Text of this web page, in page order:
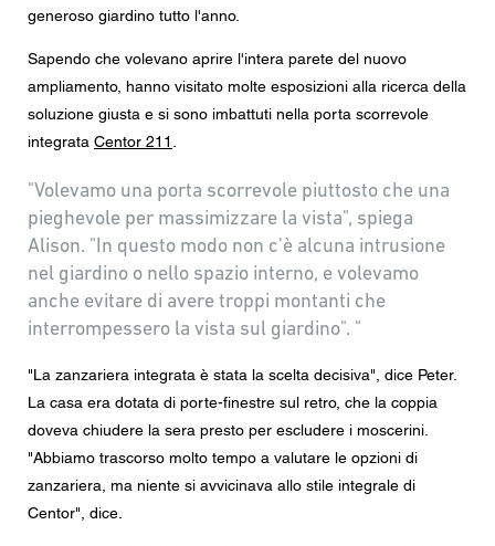
generoso giardino tutto l'anno.
Sapendo che volevano aprire l'intera parete del nuovo
ampliamento, hanno visitato molte esposizioni alla ricerca della
soluzione giusta e si sono imbattuti nella porta scorrevole
integrata Centor 211
"Volevamo una porta scorrevole piuttosto che una
pieghevole per massimizzare la vista", spiega
Alison. "In questo modo non c'è alcuna intrusione
nel giardino o nello spazio interno, e volevamo
anche evitare di avere troppi montanti che
interrompessero la vista sul giardino". "
"La zanzariera integrata è stata la scelta decisiva", dice Peter.
La casa era dotata di porte-finestre sul retro, che la coppia
doveva chiudere la sera presto per escludere i moscerini.
"Abbiamo trascorso molto tempo a valutare le opzioni di
zanzariera, ma niente si avvicinava allo stile integrale di
Centor", dice.